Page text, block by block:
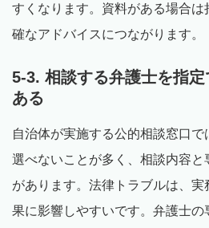
すくなります。資料がある場合
確なアドバイスにつながります。
5-3. 相談する弁護士を指
ある
自治体が実施する公的相談窓口
選べないことが多く、相談内容と
があります。法律トラブルは、
果に影響しやすいです。弁護士